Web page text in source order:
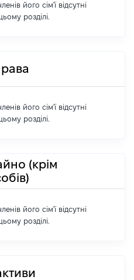
його сім'ї відсутні
розділі.
його сім'ї відсутні
розділі.
(крім
його сім'ї відсутні
розділі.